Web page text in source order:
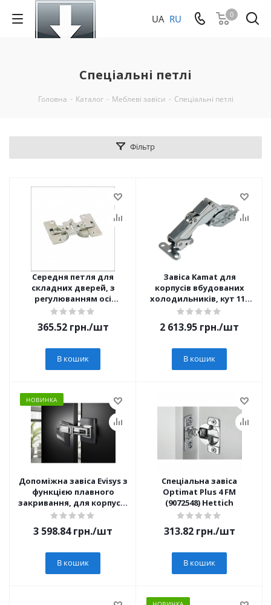
0
UA RU
Спеціальні петлі
Головна - Каталог - Меблеві завіси - Спеціальні петлі
Фільтр
Середня петля для
складних дверей, з
регулюванням осі
обертання, під
Hettich
365.52грн./шт
В кошик
Завіса Kamat для
корпусів вбудованих
холодильників, кут 115
(9239784)
2 613.95 грн./шт
В кошик
НОВИНКА
Допоміжна завіса Evisys з
функцією плавного
закривання, для корпусів
вбудованих
(9343483) Hettich
3 598.84грн./шт
В кошик
Спеціальна завіса
Optimat Plus 4 FM
(9072548) Hettich
313.82грн./шт
В кошик